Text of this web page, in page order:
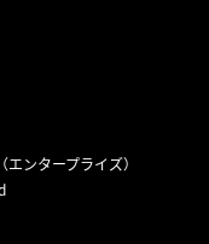
ンタープライズ）